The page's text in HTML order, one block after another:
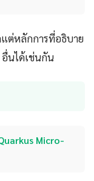
แต่หลักการที่อธิบาย
นได้เช่นกัน
Micro-